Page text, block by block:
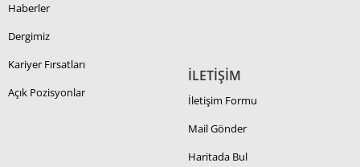
Haberler
Dergimiz
Kariyer Fırsatları
Açık Pozisyonlar
İLETİŞİM
İletişim Formu
Mail Gönder
Haritada Bul